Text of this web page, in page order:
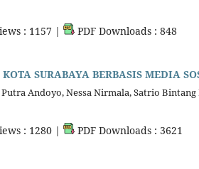
: 1157 | PDF Downloads : 848
SURABAYA BERBASIS MEDIA
Andoyo, Nessa Nirmala, Satrio
: 1280 | PDF Downloads : 3621